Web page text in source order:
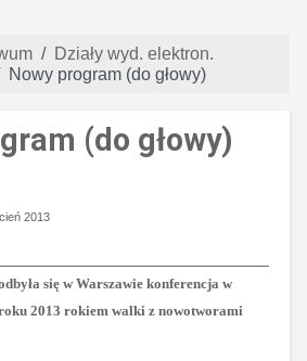
Działy wyd. elektron.
Nowy program (do głowy)
(do głowy)
2013
się w Warszawie konferencja w
2013 rokiem walki z nowotworami